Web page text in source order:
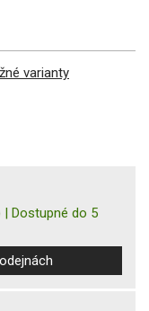
varianty
| Dostupné do 5